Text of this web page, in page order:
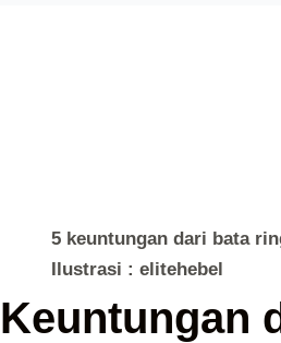
5 keuntungan dari bata
Ilustrasi : elitehebel
Keuntungan